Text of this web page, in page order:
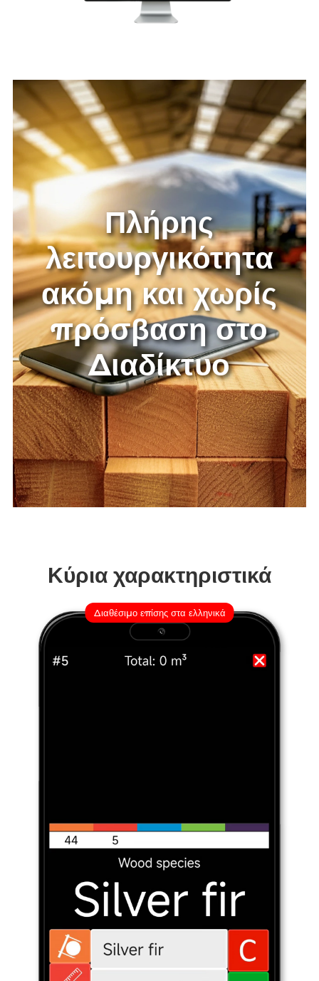
Πλήρης
λειτουργικότητα
ακόμη και χωρίς
πρόσβαση στο
Διαδίκτυο
Κύρια χαρακτηριστικά